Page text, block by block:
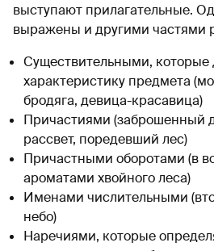
выступают прилагательные.
выражены и другими частями
Существительными, которые
характеристику предмета
бродяга, девица-красавица)
Причастиями (заброшенный
рассвет, поредевший лес)
Причастными оборотами (в
ароматами хвойного леса)
Именами числительными
небо)
Наречиями, которые